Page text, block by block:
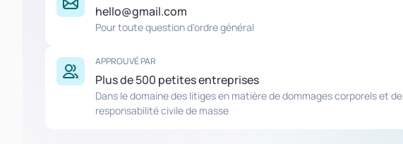
hello@gmail.com
Pour toute question d'ordre général
APPROUVÉ PAR
Plus de 500 petites entreprises
Dans le domaine des litiges en matière de dommages corporels et de
responsabilité civile de masse